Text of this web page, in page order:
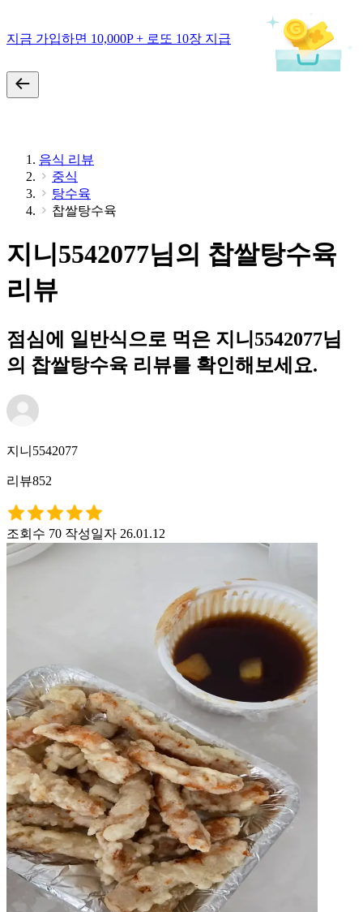
지금 가입하면 10,000P + 로또 10장 지급
음식 리뷰
중식
탕수육
찹쌀탕수육
지니5542077님의 찹쌀탕수육
리뷰
점심에 일반식으로 먹은 지니5542077님
의 찹쌀탕수육 리뷰를 확인해보세요.
지니5542077
리뷰852
조회수 70 작성일자 26.01.12